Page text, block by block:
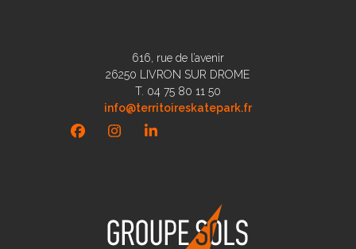
616, rue de l’avenir
26250 LIVRON SUR DROME
T. 04 75 80 11 50
info@territoireskatepark.fr
FacebookInstagramLinkedIn